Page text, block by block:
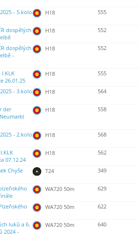
- 5.kolo
H18 555
dospělých
H18 552
dospělých
-
H18 552
I.KLK
26.01.25
H18 555
- 3.kolo H18 564
der
H18 558
- 2.kolo H18 568
07.12.24
H18 562
Chyše
T24 349
WA720 50m 629
WA720 50m 622
luků a 6.
2024 -
WA720 50m 640